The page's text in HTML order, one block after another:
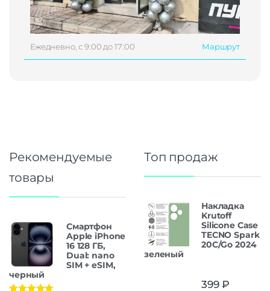
Ежедневно, с 9:00 до 17:00 Маршрут
Рекомендуемые
товары
Смартфон
Apple iPhone
16 128 ГБ,
Dual: nano
SIM + eSIM,
черный
Топ продаж
Накладка
Krutoff
Silicone Case
TECNO Spark
20C/Go 2024
зеленый
399₽